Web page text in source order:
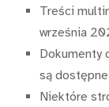
Treści
września
Dokumenty
są
Niektóre